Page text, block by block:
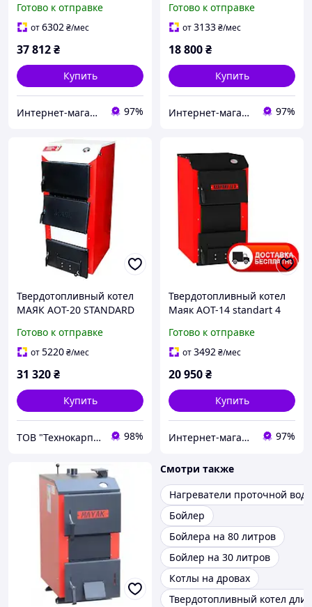
Готово к отправке
от6302₴/мес
37 812₴
Купить
Интернет-магазин "Ochag" 97%
Готово к отправке
от3133₴/мес
18 800₴
Купить
Интернет-магазин "Ochag" 97%
Твердотопливный котел
МАЯК АОТ-20 STANDARD
Готово к отправке
от5220₴/мес
31 320₴
Купить
ТОВ "Технокарпати" 98%
Твердотопливный котел
Маяк АОТ-14 standart 4
Готово к отправке
от3492₴/мес
20 950₴
Купить
Интернет-магазин "Ochag" 97%
Смотри также
Нагреватели проточной
Бойлер
Бойлера на 80 литров
Бойлер на 30 литров
Котлы на дровах
Твердотопливный котел